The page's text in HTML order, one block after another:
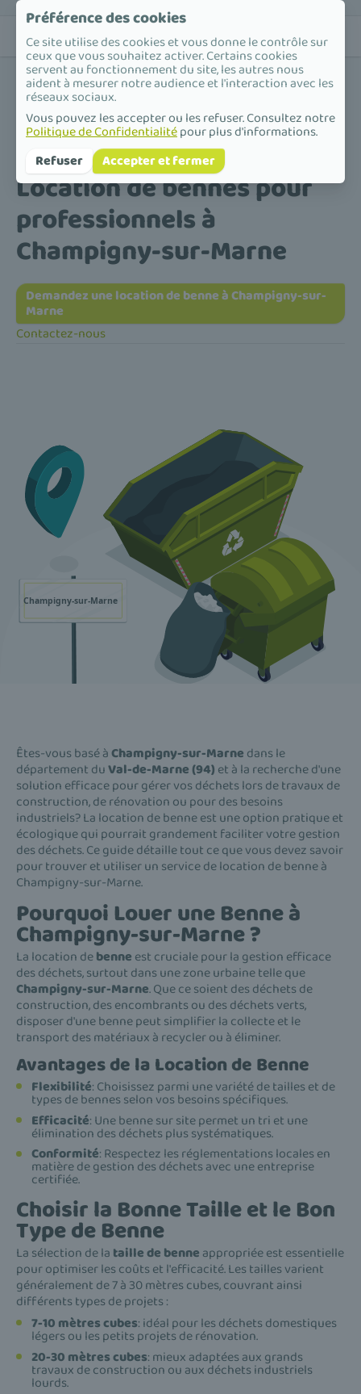
Accueil /Location de bennes pour professionnels /Île-de-France /
Val-de-Marne / Champigny-sur-Marne
Location de bennes pour
professionnels à
Champigny-sur-Marne
Demandez une location de benne à Champigny-sur-
Marne
Contactez-nous
Êtes-vous basé àChampigny-sur-Marne dans le
département duVal-de-Marne (94) et à la recherche d'une
solution efficace pour gérer vos déchets lors de travaux de
construction, de rénovation ou pour des besoins
industriels? La location de benne est une option pratique et
écologique qui pourrait grandement faciliter votre gestion
des déchets. Ce guide détaille tout ce que vous devez savoir
pour trouver et utiliser un service de location de benne à
Champigny-sur-Marne.
Pourquoi Louer une Benne à
Champigny-sur-Marne ?
La location debenne est cruciale pour la gestion efficace
des déchets, surtout dans une zone urbaine telle que
Champigny-sur-Marne. Que ce soient des déchets de
construction, des encombrants ou des déchets verts,
disposer d'une benne peut simplifier la collecte et le
transport des matériaux à recycler ou à éliminer.
Avantages de la Location de Benne
Flexibilité: Choisissez parmi une variété de tailles et de
types de bennes selon vos besoins spécifiques.
Efficacité: Une benne sur site permet un tri et une
élimination des déchets plus systématiques.
Conformité: Respectez les réglementations locales en
matière de gestion des déchets avec une entreprise
certifiée.
Choisir la Bonne Taille et le Bon
Type de Benne
La sélection de la taille de benne appropriée est essentielle
pour optimiser les coûts et l'efficacité. Les tailles varient
généralement de 7 à 30 mètres cubes, couvrant ainsi
différents types de projets :
7-10 mètres cubes: idéal pour les déchets domestiques
légers ou les petits projets de rénovation.
20-30 mètres cubes: mieux adaptées aux grands
travaux de construction ou aux déchets industriels
lourds.
Préférence des cookies
Ce site utilise des cookies et vous donne le contrôle sur
ceux que vous souhaitez activer. Certains cookies
servent au fonctionnement du site, les autres nous
aident à mesurer notre audience et l'interaction avec les
réseaux sociaux.
Vous pouvez les accepter ou les refuser. Consultez notre
Politique de Confidentialitépour plus d'informations.
Refuser
Accepter et fermer